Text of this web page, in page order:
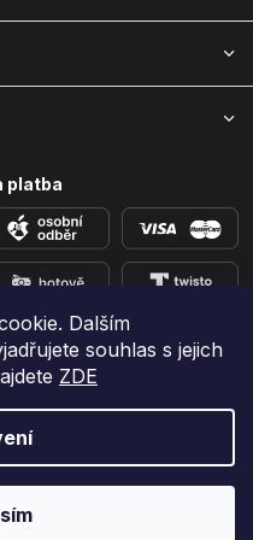
Dalším
souhlas s jejich
ZDE
platba
na sítích